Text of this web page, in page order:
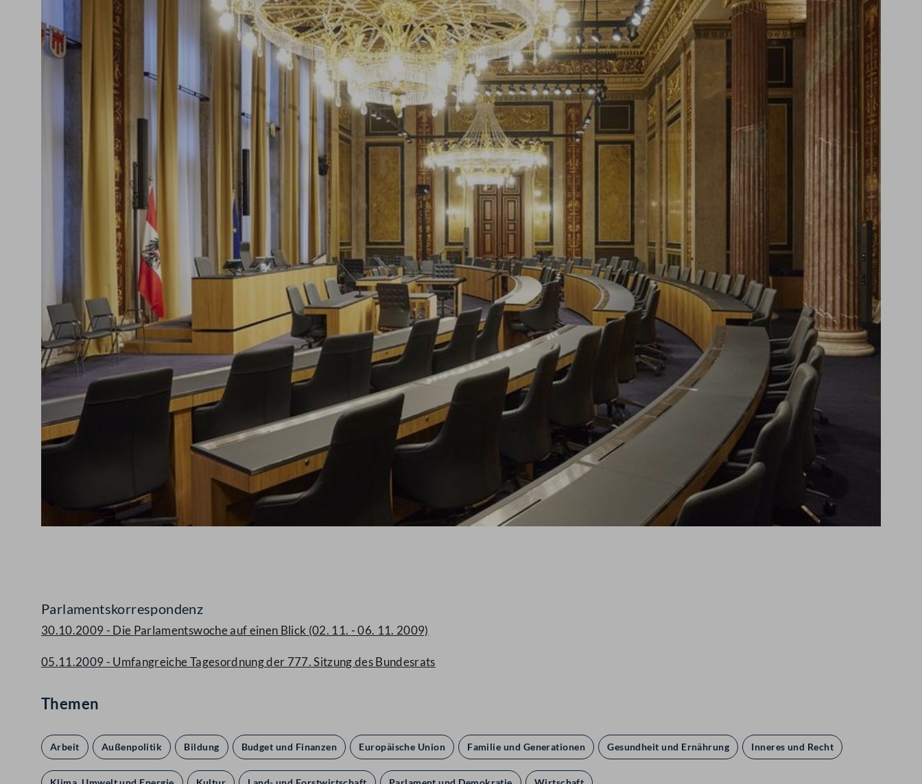
Parlamentskorrespondenz
30.10.2009 - Die Parlamentswoche auf einen Blick (02. 11. - 06. 11. 2009)
05.11.2009 - Umfangreiche Tagesordnung der 777. Sitzung des Bundesrats
Themen
Arbeit Außenpolitik Bildung Budget und Finanzen Europäische Union Familie und Generationen Gesundheit und Ernährung Inneres und Recht